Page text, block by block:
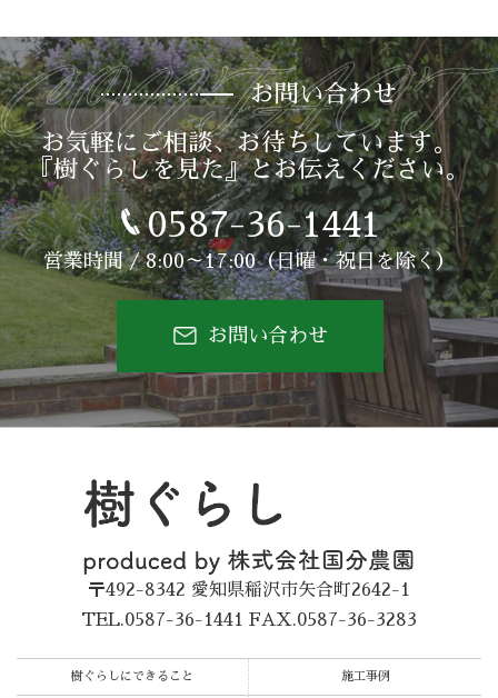
お問い合わせ
お気軽にご相談、お待ちしています。
『樹ぐらしを見た』とお伝えください。
0587-36-1441
営業時間 / 8:00～17:00（日曜・祝日を除く）
お問い合わせ
〒492-8342 愛知県稲沢市矢合町2642-1
TEL.0587-36-1441
FAX.0587-36-3283
樹ぐらしにできること 施工事例